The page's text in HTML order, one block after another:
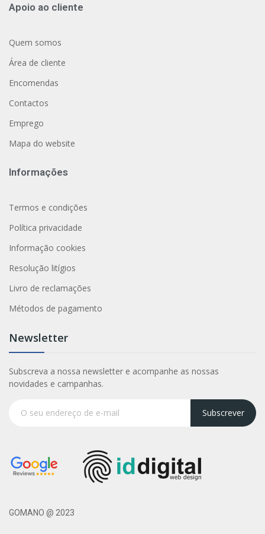
Apoio ao cliente
Quem somos
Área de cliente
Encomendas
Contactos
Emprego
Mapa do website
Informações
Termos e condições
Política privacidade
Informação cookies
Resolução litígios
Livro de reclamações
Métodos de pagamento
Newsletter
Subscreva a nossa newsletter e acompanhe as nossas
novidades e campanhas.
Subscrever
GOMANO @ 2023